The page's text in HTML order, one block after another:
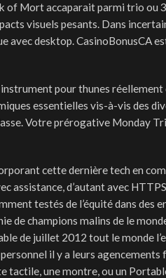
Mort accaparait parmi trio ou
visuels pesants. Dans
avec desktop. CasinoBonusCA
pour thunes réellement
essentielles vis-à-vis des
Votre prérogative Monday
cette dernière tech en
assistance, d’autant avec
testés de l’équité dans des
de champions malins de le
de juillet 2012 tout le monde
il y a leurs agencements
tactile, une montre, ou un